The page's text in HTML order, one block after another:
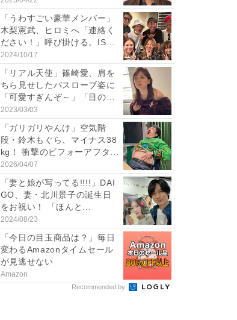
「うわすごい豪華メンバー」
木梨憲武、ヒロミへ「連絡く
ださい！」呼び掛ける。IS
S...
2024/10/17
「リアル天使」篠崎愛、肩を
ちら見せしたバスローブ姿に
「可愛すぎんぞ～」「目の表
情...
2023/03/03
「ガリガリやんけ」空気階
段・鈴木もぐら、マイナス38
kg！ 衝撃のビフォーアフタ...
2026/04/07
「妻と娘が写ってる!!!!」DAI
GO、妻・北川景子の誕生日
をお祝い！ 「ほんと...
2024/08/23
「今日の目玉商品は？」毎日
変わるAmazonタイムセール
が見逃せない
Amazon
Recommended by